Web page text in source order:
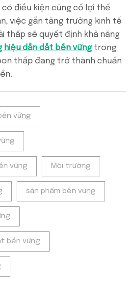
điều kiện củng cố lợi thế
việc gắn tăng trưởng kinh tế
thấp sẽ quyết định khả năng
hiệu dẫn dắt bền vững trong
thấp đang trở thành chuẩn
vững
vững Môi trường
sản phẩm bền vững
bền vững